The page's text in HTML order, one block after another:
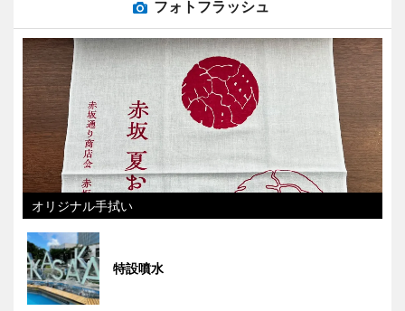
フォトフラッシュ
オリジナル手拭い
特設噴水